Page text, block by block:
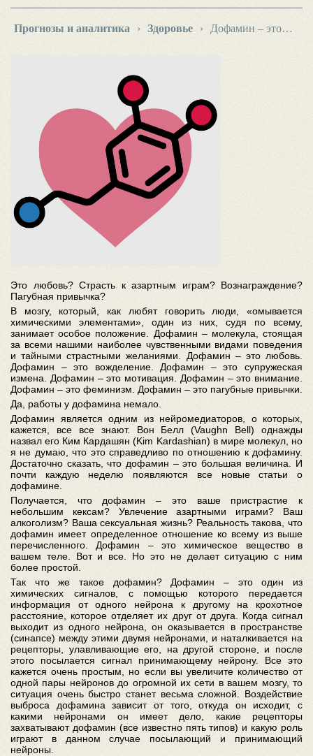
Прогнозы и аналитика › Здоровье › Дофамин – это…
Это любовь? Страсть к азартным играм? Вознаграждение?
Пагубная привычка?
В мозгу, который, как любят говорить люди, «омывается
химическими элементами», один из них, судя по всему,
занимает особое положение. Дофамин – молекула, стоящая
за всеми нашими наиболее чувственными видами поведения
и тайными страстными желаниями. Дофамин – это любовь.
Дофамин – это вожделение. Дофамин – это супружеская
измена. Дофамин – это мотивация. Дофамин – это внимание.
Дофамин – это феминизм. Дофамин – это пагубные привычки.
Да, работы у дофамина немало.
Дофамин является одним из нейромедиаторов, о которых,
кажется, все все знают. Вон Белл (Vaughn Bell) однажды
назвал его Ким Кардашян (Kim Kardashian) в мире молекул, но
я не думаю, что это справедливо по отношению к дофамину.
Достаточно сказать, что дофамин – это большая величина. И
почти каждую неделю появляются все новые статьи о
дофамине.
Получается, что дофамин – это ваше пристрастие к
небольшим кексам? Увлечение азартными играми? Ваш
алкоголизм? Ваша сексуальная жизнь? Реальность такова, что
дофамин имеет определенное отношение ко всему из выше
перечисленного. Дофамин – это химическое вещество в
вашем теле. Вот и все. Но это не делает ситуацию с ним
более простой.
Так что же такое дофамин? Дофамин – это один из
химических сигналов, с помощью которого передается
информация от одного нейрона к другому на крохотное
расстояние, которое отделяет их друг от друга. Когда сигнал
выходит из одного нейрона, он оказывается в пространстве
(синапсе) между этими двумя нейронами, и наталкивается на
рецепторы, улавливающие его, на другой стороне, и после
этого посылается сигнал принимающему нейрону. Все это
кажется очень простым, но если вы увеличите количество от
одной пары нейронов до огромной их сети в вашем мозгу, то
ситуация очень быстро станет весьма сложной. Воздействие
выброса дофамина зависит от того, откуда он исходит, с
какими нейронами он имеет дело, какие рецепторы
захватывают дофамин (все известно пять типов) и какую роль
играют в данном случае посылающий и принимающий
нейроны.